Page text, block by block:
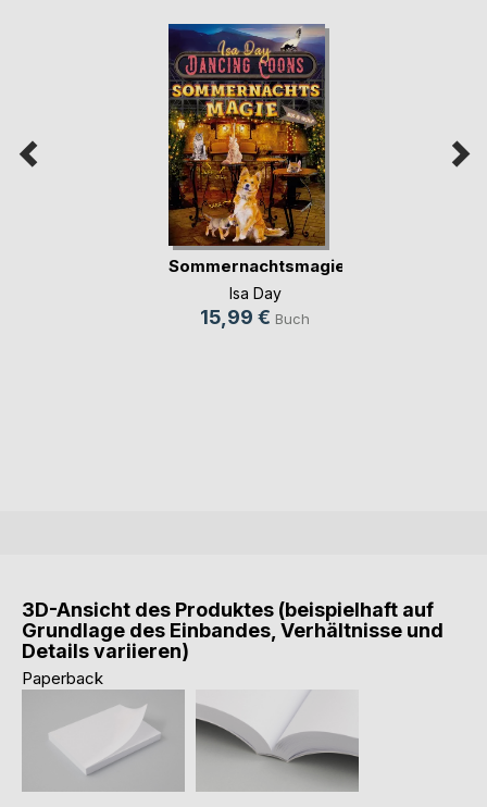
Sommernachtsmagie
Isa Day
15,99 € Buch
3D-Ansicht des Produktes (beispielhaft auf
Grundlage des Einbandes, Verhältnisse und
Details variieren)
Paperback